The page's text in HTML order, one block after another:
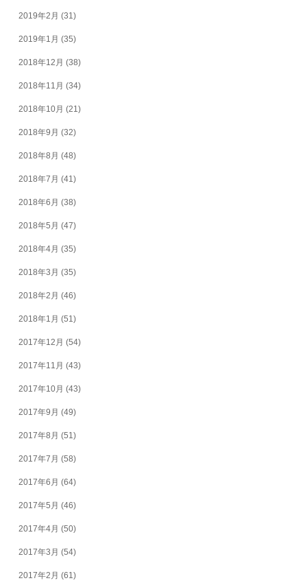
2019年2月 (31)
2019年1月 (35)
2018年12月 (38)
2018年11月 (34)
2018年10月 (21)
2018年9月 (32)
2018年8月 (48)
2018年7月 (41)
2018年6月 (38)
2018年5月 (47)
2018年4月 (35)
2018年3月 (35)
2018年2月 (46)
2018年1月 (51)
2017年12月 (54)
2017年11月 (43)
2017年10月 (43)
2017年9月 (49)
2017年8月 (51)
2017年7月 (58)
2017年6月 (64)
2017年5月 (46)
2017年4月 (50)
2017年3月 (54)
2017年2月 (61)